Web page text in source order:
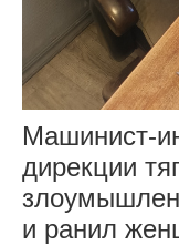
Машинист-
дирекции
и ранил